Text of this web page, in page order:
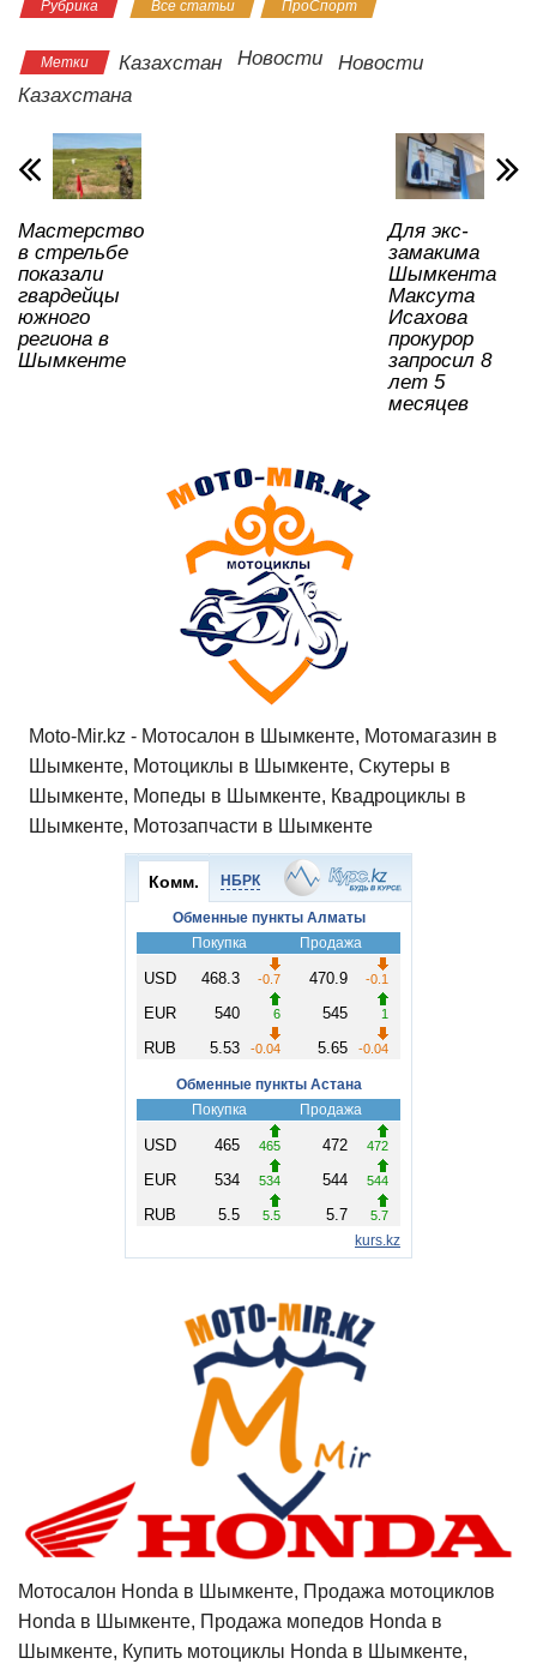
at
s
A
p
p
c
e
b
o
o
k
tt
er
n
o
e
gr
.R
u
и
ть
Рубрика Все статьи ПроСпорт
Метки Казахстан Новости
Новости
Казахстана
Мастерство
в стрельбе
показали
гвардейцы
южного
региона в
Шымкенте
Для экс-
замакима
Шымкента
Максута
Исахова
прокурор
запросил 8
лет 5
месяцев
Moto-Mir.kz - Мотосалон в Шымкенте, Мотомагазин в
Шымкенте, Мотоциклы в Шымкенте, Скутеры в
Шымкенте, Мопеды в Шымкенте, Квадроциклы в
Шымкенте, Мотозапчасти в Шымкенте
Мотосалон Honda в Шымкенте, Продажа мотоциклов
Honda в Шымкенте, Продажа мопедов Honda в
Шымкенте, Купить мотоциклы Honda в Шымкенте,